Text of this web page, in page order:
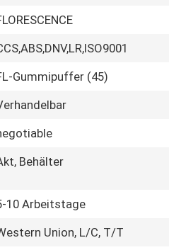
Gummipuffer (45)
Behälter
10 Arbeitstage
Union, L/C, T/T